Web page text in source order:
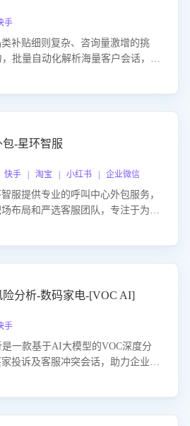
手
补贴细则复杂、咨询量激增的挑
批量自动化解析海量客户会话，精
动因。同时全面评估客服团队政策
业绩。
-星环智服
手 | 淘宝 | 小红书 | 企业微信
服提供专业的呼叫中心外包服务，
布局和严选客服团队，专注于为企
语音客服服务效率和质量，帮助企
分析-数码家电-[VOC AI]
手
一款基于AI大模型的VOC深度分
投诉及客服冲突会话，助力企业精
源，并客观评估客服应对合理性与